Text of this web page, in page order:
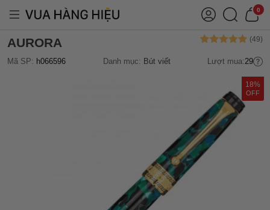
0
AURORA
Mã SP: h066596 Danh mục: Bút viết Lượt mua:29
18%
OFF